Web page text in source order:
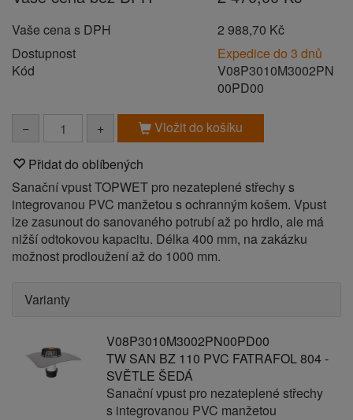
Vaše cena s DPH
2 988,70 Kč
Dostupnost
Expedice do 3 dnů
Kód
V08P3010M3002PN
00PD00
− + Vložit do košíku
Přidat do oblíbených
Sanační vpust TOPWET pro nezateplené střechy s
integrovanou PVC manžetou s ochranným košem. Vpust
lze zasunout do sanovaného potrubí až po hrdlo, ale má
nižší odtokovou kapacitu. Délka 400 mm, na zakázku
možnost prodloužení až do 1000 mm.
Varianty
V08P3010M3002PN00PD00
TW SAN BZ 110 PVC FATRAFOL 804 -
SVĚTLE ŠEDÁ
Sanační vpust pro nezateplené střechy
s integrovanou PVC manžetou